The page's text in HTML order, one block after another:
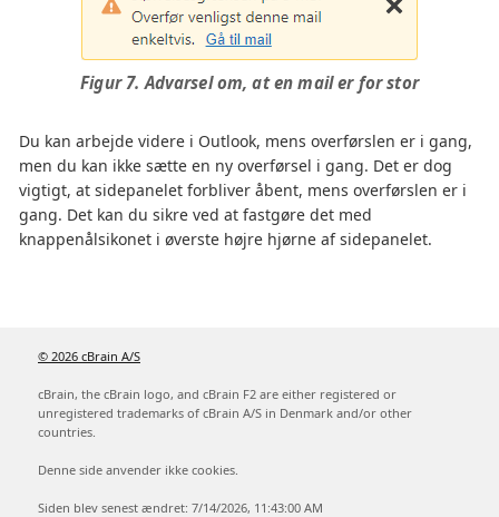
Figur 7. Advarsel om, at en mail er for stor
Du kan arbejde videre i Outlook, mens overførslen er i gang,
men du kan ikke sætte en ny overførsel i gang. Det er dog
vigtigt, at sidepanelet forbliver åbent, mens overførslen er i
gang. Det kan du sikre ved at fastgøre det med
knappenålsikonet i øverste højre hjørne af sidepanelet.
© 2026 cBrain A/S
cBrain, the cBrain logo, and cBrain F2 are either registered or
unregistered trademarks of cBrain A/S in Denmark and/or other
countries.
Denne side anvender ikke cookies.
Siden blev senest ændret: 7/14/2026, 11:43:00 AM